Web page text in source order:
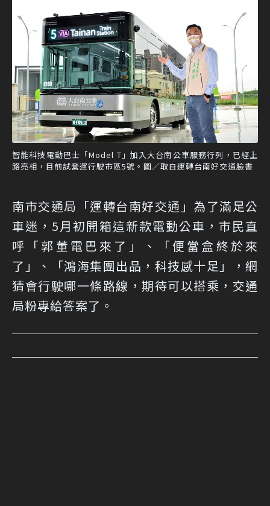
智能科技電動巴士「Model T」加入大台南公車服務行列，已經上
路亮相，目前試營運行駛市區5號。圖／取自運轉台南好交通臉書
南市交通局「運轉台南好交通」為了滿足公
車迷，5月初開箱這新款電動公車，市民直
呼「郭董電巴來了」、「便當盒終於來
了」、「鴻海集團出品，科技感十足」，網
猜會行駛哪一條路線，期待可以搭乘，交通
局粉專給答案了。